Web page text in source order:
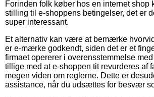
Forinden folk køber hos en internet shop
stilling til e-shoppens betingelser, det er
super interessant.
Et alternativ kan være at bemærke
er e-mærke godkendt, siden det er et
firmaet opererer i overensstemmelse
tillige med at e-shoppen tit revurderes af
megen viden om reglerne. Dette er
assistance, når du udsættes for besvær